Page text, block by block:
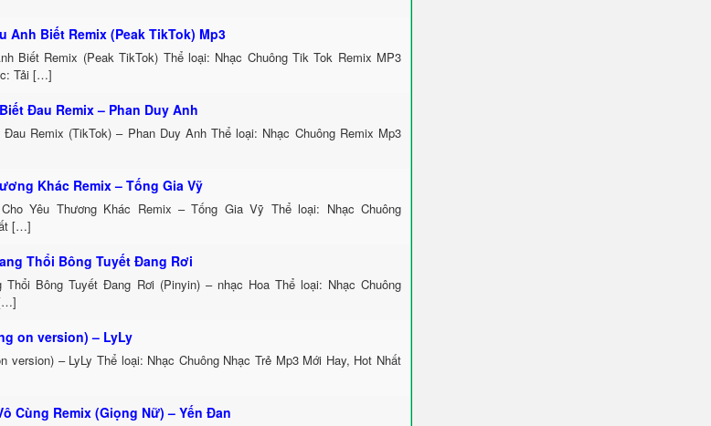
Anh Biết Remix (Peak TikTok) Mp3
Biết Remix (Peak TikTok) Thể loại: Nhạc Chuông Tik Tok Remix MP3
Tải […]
Đau Remix – Phan Duy Anh
Remix (TikTok) – Phan Duy Anh Thể loại: Nhạc Chuông Remix Mp3
Khác Remix – Tống Gia Vỹ
Yêu Thương Khác Remix – Tống Gia Vỹ Thể loại: Nhạc Chuông
[…]
Thổi Bông Tuyết Đang Rơi
Thổi Bông Tuyết Đang Rơi (Pinyin) – nhạc Hoa Thể loại: Nhạc Chuông
on version) – LyLy
version) – LyLy Thể loại: Nhạc Chuông Nhạc Trẻ Mp3 Mới Hay, Hot Nhất
Cùng Remix (Giọng Nữ) – Yến Đan